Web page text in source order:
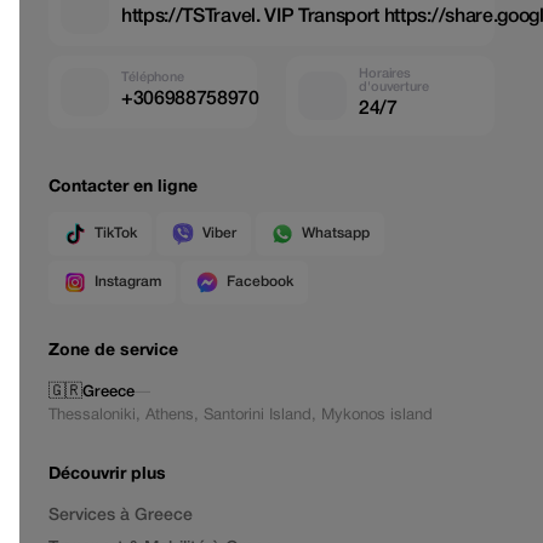
https://TSTravel. VIP Transport https://
Téléphone
+306988758970
Horaires
d'ouverture
24/7
Contacter en ligne
TikTok Viber Whatsapp
Instagram Facebook
Zone de service
🇬🇷Greece —
Thessaloniki, Athens, Santorini Island , Mykonos island
Découvrir plus
Services à Greece